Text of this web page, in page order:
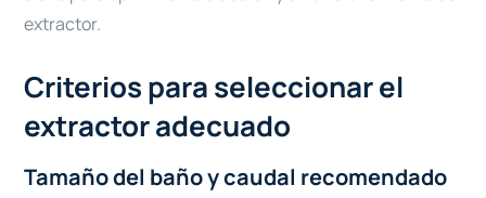
extractor.
Criterios para seleccionar el
extractor adecuado
Tamaño del baño y caudal recomendado